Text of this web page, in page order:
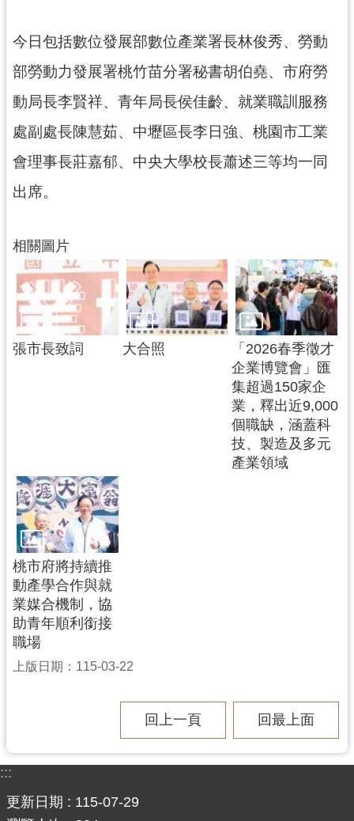
宣
告
今日包括數位發展部數位產業署長林俊秀、勞動
部勞動力發展署桃竹苗分署秘書胡伯堯、市府勞
動局長李賢祥、青年局長侯佳齡、就業職訓服務
處副處長陳慧茹、中壢區長李日強、桃園市工業
會理事長莊嘉郁、中央大學校長蕭述三等均一同
出席。
相關圖片
張市長致詞 大合照
「2026春季徵才
企業博覽會」匯
集超過150家企
業，釋出近9,000
個職缺，涵蓋科
技、製造及多元
產業領域
桃市府將持續推
動產學合作與就
業媒合機制，協
助青年順利銜接
職場
上版日期：115-03-22
回上一頁 回最上面
:::
更新日期
115-07-29